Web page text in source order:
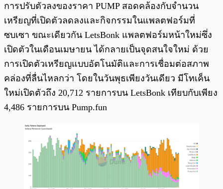
การปรับตัวลงของราคา PUMP สอดคล้องกับจำนวน
เหรียญที่เปิดตัวลดลงและกิจกรรมในแพลตฟอร์มที่
ซบเซา ขณะเดียวกัน LetsBonk แพลตฟอร์มหน้าใหม่ซึ่ง
เปิดตัวในเดือนเมษายน ได้กลายเป็นจุดสนใจใหม่ ด้วย
การเปิดตัวเหรียญแบบอัตโนมัติและการเชื่อมต่อสภาพ
คล่องที่ลื่นไหลกว่า โดยในวันพุธเพียงวันเดียว มีโทเค็น
ใหม่เปิดตัวถึง 20,712 รายการบน LetsBonk เทียบกับเพียง
4,486 รายการบน Pump.fun